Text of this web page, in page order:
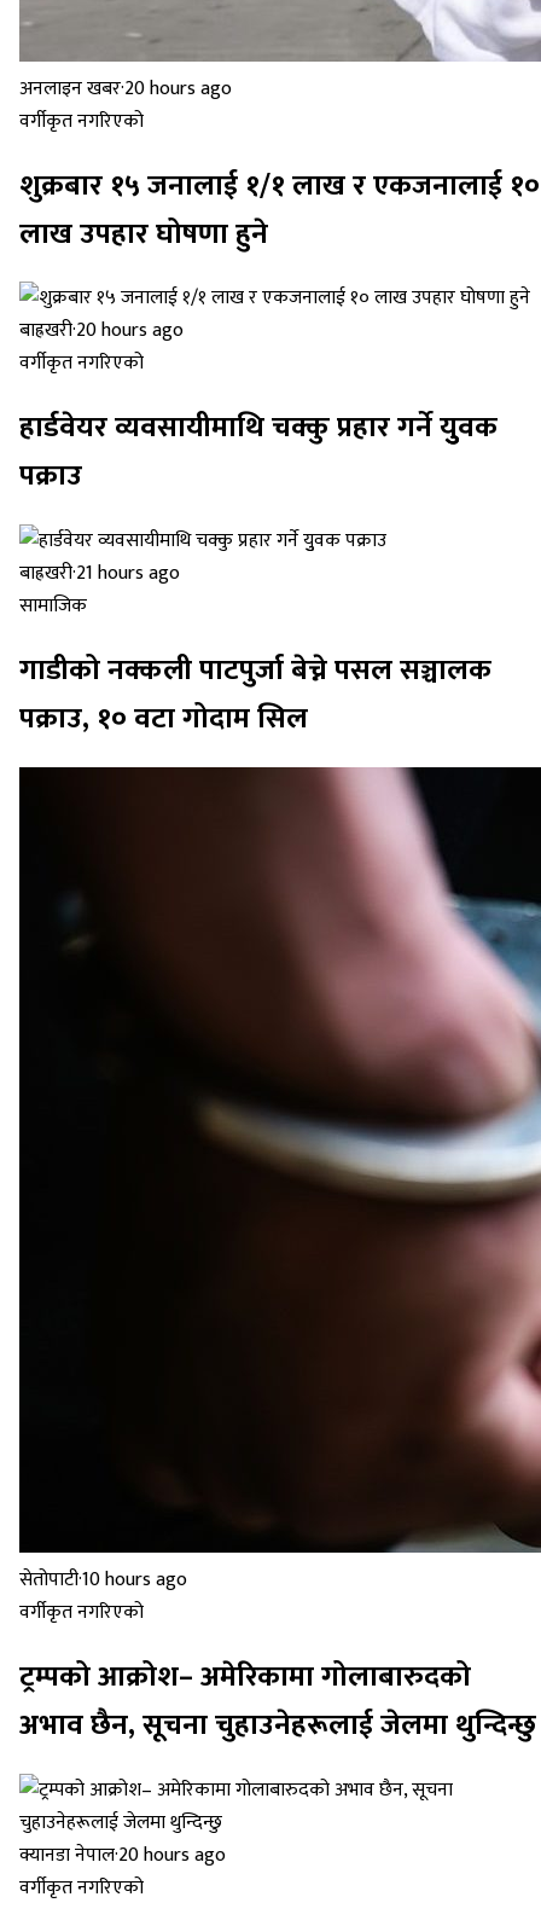
अनलाइन खबर·20 hours ago
वर्गीकृत नगरिएको
शुक्रबार १५ जनालाई १/१ लाख र एकजनालाई १०
लाख उपहार घोषणा हुने
बाह्रखरी·20 hours ago
वर्गीकृत नगरिएको
हार्डवेयर व्यवसायीमाथि चक्कु प्रहार गर्ने युुवक
पक्राउ
बाह्रखरी·21 hours ago
सामाजिक
गाडीको नक्कली पाटपुर्जा बेच्ने पसल सञ्चालक
पक्राउ, १० वटा गोदाम सिल
सेतोपाटी·10 hours ago
वर्गीकृत नगरिएको
ट्रम्पको आक्रोश– अमेरिकामा गोलाबारुदको
अभाव छैन, सूचना चुहाउनेहरूलाई जेलमा थुन्दिन्छु
क्यानडा नेपाल·20 hours ago
वर्गीकृत नगरिएको